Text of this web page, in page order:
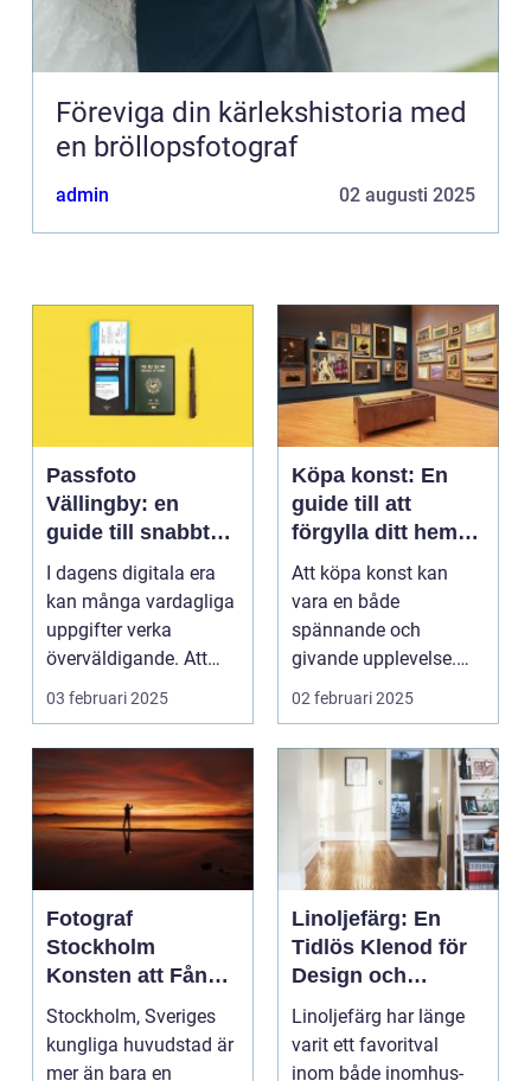
Föreviga din kärlekshistoria med
en bröllopsfotograf
admin 02 augusti 2025
Passfoto
Vällingby: en
guide till snabbt
och smidigt foto
I dagens digitala era
kan många vardagliga
uppgifter verka
överväldigande. Att
ordna...
03 februari 2025
Köpa konst: En
guide till att
förgylla ditt hem
med unik skönhet
Att köpa konst kan
vara en både
spännande och
givande upplevelse.
Det handlar inte b...
02 februari 2025
Fotograf
Stockholm
Konsten att Fånga
Ögonblick i
Huvudstaden
Stockholm, Sveriges
kungliga huvudstad är
mer än bara en
Linoljefärg: En
Tidlös Klenod för
Design och
Hållbarhet
Linoljefärg har länge
varit ett favoritval
inom både inomhus-